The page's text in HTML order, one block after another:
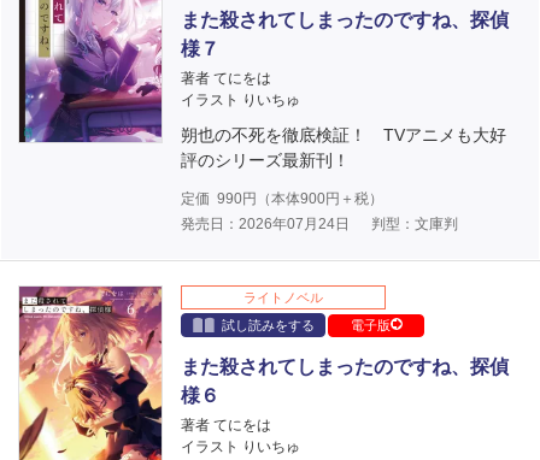
また殺されてしまったのですね、探偵
様７
著者 てにをは
イラスト りいちゅ
朔也の不死を徹底検証！ TVアニメも大好
評のシリーズ最新刊！
定価 990円（本体900円＋税）
発売日：2026年07月24日
判型：文庫判
ライトノベル
試し読みをする
電子版
また殺されてしまったのですね、探偵
様６
著者 てにをは
イラスト りいちゅ